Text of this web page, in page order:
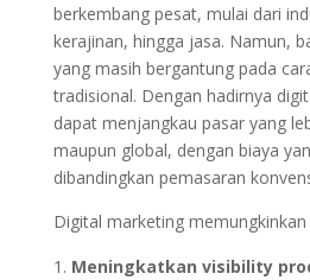
berkembang pesat, mulai dari
kerajinan, hingga jasa. Namun,
yang masih bergantung pada
tradisional. Dengan hadirnya
dapat menjangkau pasar yang
maupun global, dengan biaya
dibandingkan pemasaran
Digital marketing
Meningkatkan visibility